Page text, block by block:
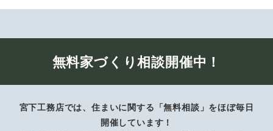
無料家づくり相談開催中！
宮下工務店では、住まいに関する「無料相談」をほぼ毎日
開催しています！